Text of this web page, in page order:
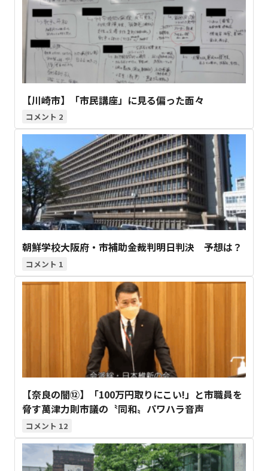
【川崎市】「市民講座」に見る偏った面々
2
朝鮮学校大阪府・市補助金裁判明日判決 予想は？
1
【奈良の闇⑫】「100万円取りにこい!」と市職員を
脅す萬津力則市議の〝同和〟パワハラ音声
12